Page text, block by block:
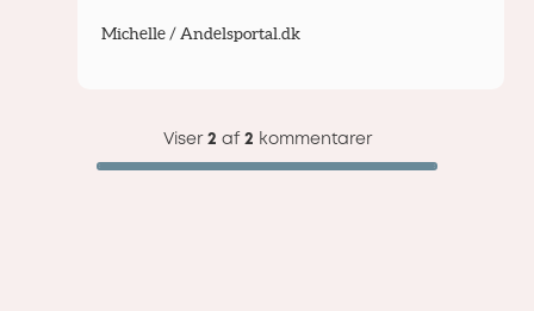
Michelle / Andelsportal.dk
Viser 2 af 2 kommentarer